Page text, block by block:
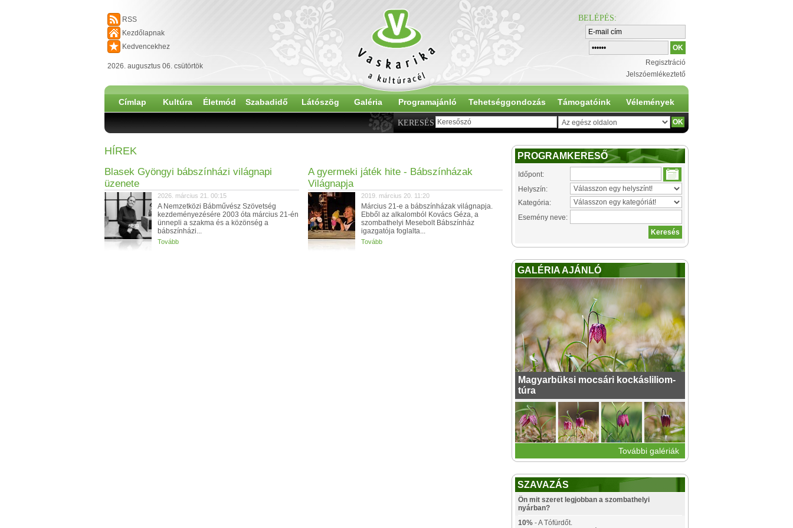
RSS
Kezdőlapnak
Kedvencekhez
2026. augusztus 06. csütörtök
BELÉPÉS:
Regisztráció
Jelszóemlékeztető
Címlap Kultúra Életmód Szabadidő Látószög Galéria Programajánló Tehetséggondozás Támogatóink Vélemények
KERESÉS
HÍREK
Blasek Gyöngyi bábszínházi világnapi
üzenete
2026. március 21. 00:15
A Nemzetközi Bábművész Szövetség
kezdeményezésére 2003 óta március 21-én
ünnepli a szakma és a közönség a
bábszínházi...
Tovább
A gyermeki játék hite - Bábszínházak
Világnapja
2019. március 20. 11:20
Március 21-e a bábszínházak világnapja.
Ebből az alkalomból Kovács Géza, a
szombathelyi Mesebolt Bábszínház
igazgatója foglalta...
Tovább
PROGRAMKERESŐ
Időpont:
Helyszín:
Kategória:
Esemény neve:
GALÉRIA AJÁNLÓ
Magyarbüksi mocsári kockásliliom-
túra
További galériák
SZAVAZÁS
Ön mit szeret legjobban a szombathelyi
nyárban?
10% - A Tófürdőt.